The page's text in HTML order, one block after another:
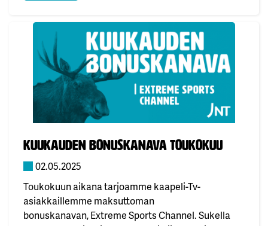
331.Toivotamme miellyttävää ja aurinkoista kesän
kuukauden bonuskanava toukokuu
Julkaistu:
02.05.2025
Toukokuun aikana tarjoamme kaapeli-Tv-
asiakkaillemme maksuttoman
bonuskanavan, Extreme Sports Channel. Sukella